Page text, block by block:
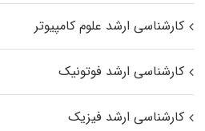
کارشناسی ارشد علوم کامپیوتر
کارشناسی ارشد فوتونیک
کارشناسی ارشد فیزیک